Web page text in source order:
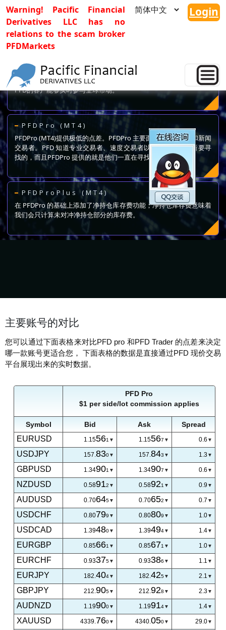
Warning! Pacific Financial
Derivatives LLC has no
relations to the scam broker
PFDMarkets
Login
PFD Trader (MT4)
PFD Trader (MT4) 是一种简单易于使用的交易和订单管理系统，使
PFD的客户能够实时参与全球市场。
PFDPro (MT4)
PFDPro (MT4)提供极低的点差。PFDPro 主要面向专业、速度和新闻
交易者。PFD 知道专业交易者、速度交易者以及新闻交易者所要寻
找的，而且PFDPro 提供的就是他们一直在寻找的。
PFDProPlus (MT4)
在 PFDPro 的基础上添加了净持仓库存费功能，净持仓库存费意味着
我们会只计算未对冲净持仓部分的库存费。
主要账号的对比
您可以通过下面表格来对比PFD pro 和PFD Trader 的点差来决定
哪一款账号更适合您， 下面表格的数据是直接通过PFD 现价交易
平台展现出来的实时数据。
PFD Pro
$1 per side/lot commission applies
Symbol Bid Ask Spread
EURUSD 1.15561 1.15567 0.6
USDJPY 157.830 157.843 1.3
GBPUSD 1.34901 1.34907 0.6
NZDUSD 0.58912 0.58921 0.9
AUDUSD 0.70645 0.70652 0.7
USDCHF 0.80799 0.80809 1.0
USDCAD 1.39480 1.39494 1.4
EURGBP 0.85661 0.85671 1.0
EURCHF 0.93375 0.93386 1.1
EURJPY 182.404 182.425 2.1
GBPJPY 212.905 212.928 2.3
AUDNZD 1.19900 1.19914 1.4
XAUUSD 4339.760 4340.050 29.0